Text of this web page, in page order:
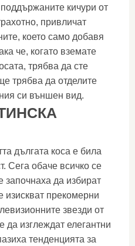
кичури от
привличат
което само добавя
че, когато вземате
трябва да сте
трябва да отделите
си външен вид.
дългата коса е била
Сега обаче всичко се
да избират
изискват прекомерни
звезди от
да изглеждат елегантни
тенденцията за